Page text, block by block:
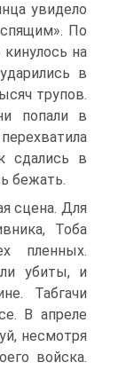
увидело
спящим». По
на
в
трупов.
попали в
сдались в
бежать.
сцена. Для
Тоба
плен­ных.
убиты, и
Табгачи
В апреле
несмотря
войска.